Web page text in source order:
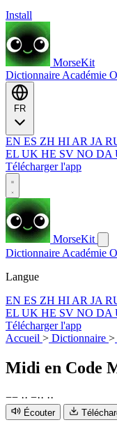
Install
MorseKit
Dictionnaire Académie
EN ES ZH HI AR JA
EL UK HE SV NO DA
Télécharger l'app
MorseKit
Dictionnaire Académie
Langue
EN ES ZH HI AR JA
EL UK HE SV NO DA
Télécharger l'app
Accueil > Dictionnaire >
Midi en Code
−− ·· −·· ··
Écouter